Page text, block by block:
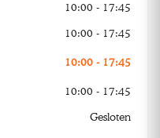
10:00 - 17:45
10:00 - 17:45
10:00 - 17:45
10:00 - 17:45
Gesloten